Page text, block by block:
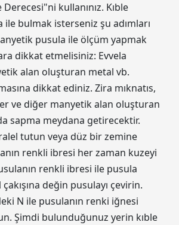
kullanınız. Kıble
bulmak isterseniz şu adımları
pusula ile ölçüm yapmak
dikkat etmelisiniz: Evvela
alan oluşturan metal vb.
dikkat ediniz. Zira mıknatıs,
ve diğer manyetik alan oluşturan
sapma meydana getirecektir.
tutun veya düz bir zemine
renkli ibresi her zaman kuzeyi
renkli ibresi ile pusula
değin pusulayı çevirin.
N ile pusulanın renki iğnesi
Şimdi bulunduğunuz yerin kıble